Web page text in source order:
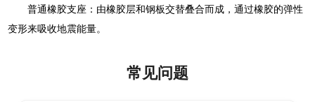
普通橡胶支座：由橡胶层和钢板交替叠合而成，通过橡胶的弹性
变形来吸收地震能量。
常见问题